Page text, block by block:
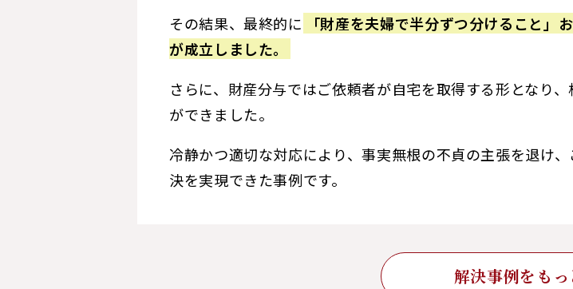
その結果、最終的に
「財産を夫婦で半分ずつ分けること
が成立しました。
さらに、財産分与ではご依頼者が自宅を取得する形となり
ができました。
冷静かつ適切な対応により、事実無根の不貞の主張を退け
決を実現できた事例です。
解決事例をもっ